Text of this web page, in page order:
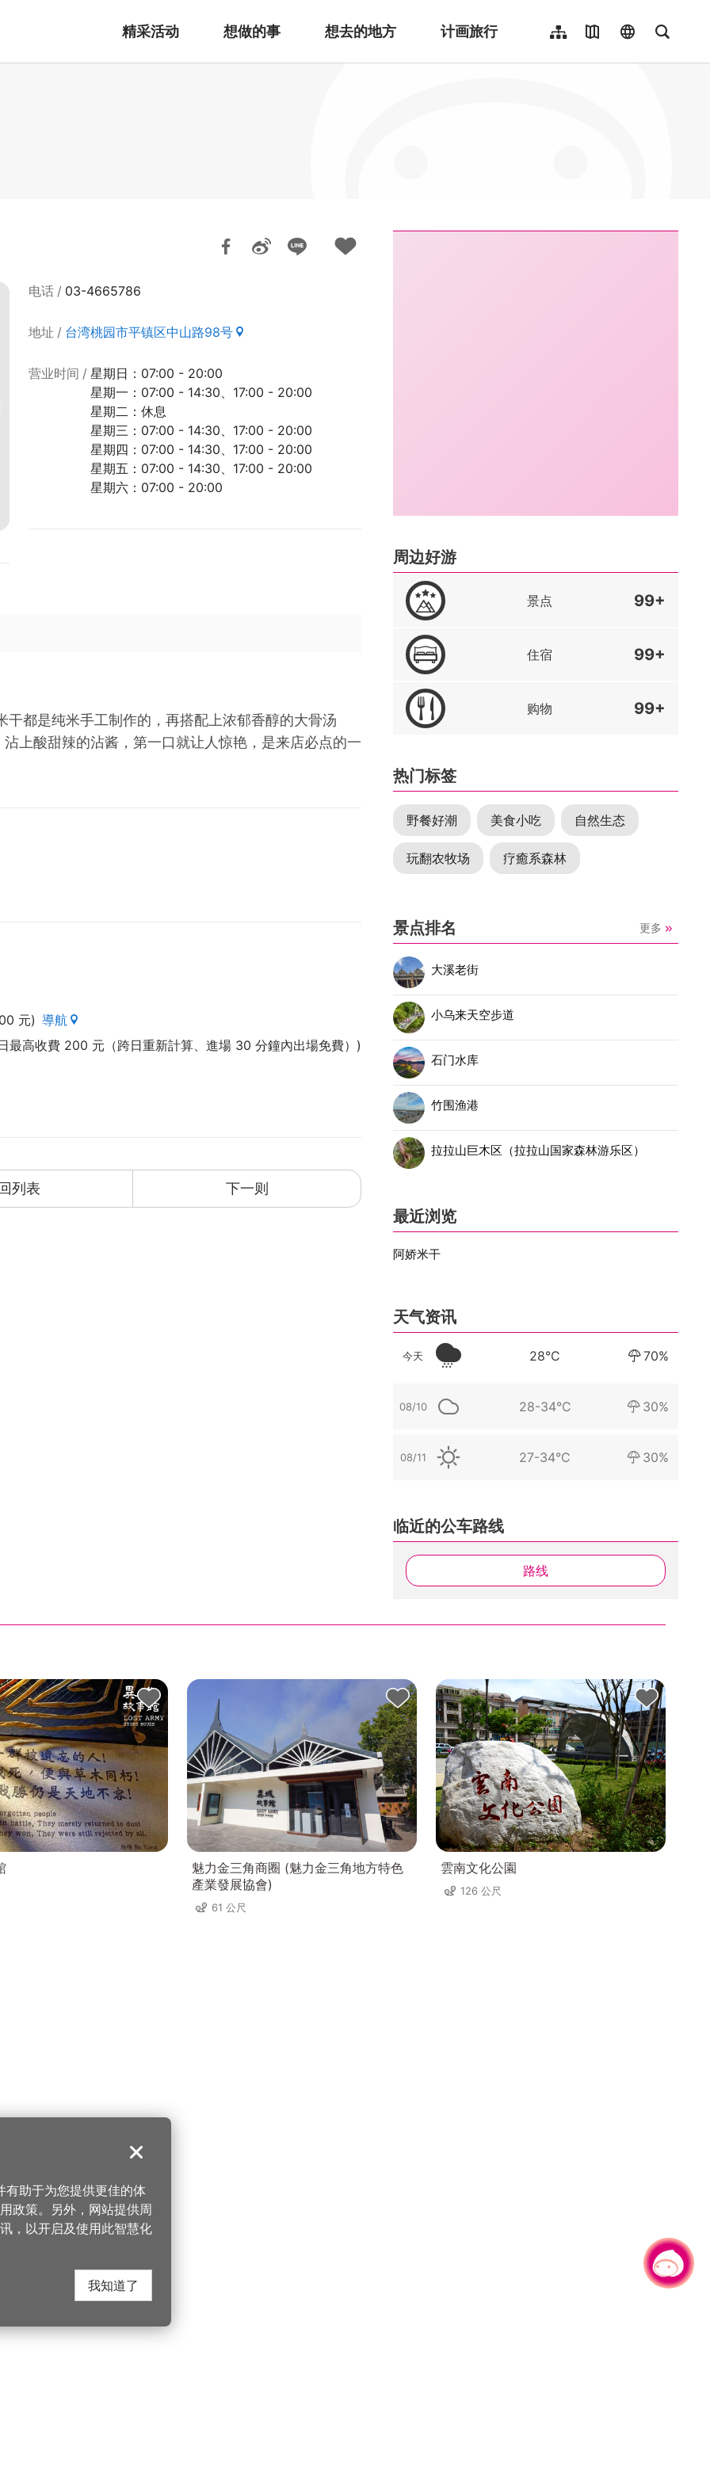
精采活动 想做的事 想去的地方 计画旅行
网站导览地图导览language全文检
电话 03-4665786
地址 台湾桃园市平镇区中山路98号
营业时间
星期日：07:00 - 20:00
星期一：07:00 - 14:30、17:00 - 20:00
星期二：休息
星期三：07:00 - 14:30、17:00 - 20:00
星期四：07:00 - 14:30、17:00 - 20:00
星期五：07:00 - 14:30、17:00 - 20:00
星期六：07:00 - 20:00
都是纯米手工制作的，再搭配上浓郁香醇的大骨汤
上酸甜辣的沾酱，第一口就让人惊艳，是来店必点的一
元) 導航
高收費 200 元（跨日重新計算、進場 30 分鐘內出場免費）)
列表 下一则
:::
周边好游
景点 99+
住宿 99+
购物 99+
热门标签
野餐好潮 美食小吃 自然生态
玩翻农牧场 疗癒系森林
景点排名 更多
大溪老街
小乌来天空步道
石门水库
竹围渔港
拉拉山巨木区（拉拉山国家森林游乐区）
最近浏览
阿娇米干
天气资讯
今天 28°C 70%
08/10 28-34°C 30%
08/11 27-34°C 30%
临近的公车路线
路线
魅力金三角商圈 (魅力金三角地方特色
產業發展協會)
61 公尺
雲南文化公園
126 公尺
关闭
助于为您提供更佳的体
政策。另外，网站提供周
，以开启及使用此智慧化
我知道了